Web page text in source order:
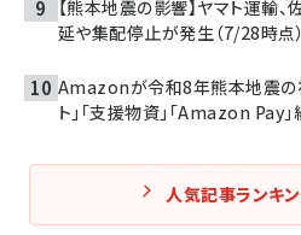
【熊本地震の影響】ヤマト運輸
延や集配停止が発生（7/28時点）
Amazonが令和8年熊本地震の
ト」「支援物資」「Amazon Pay
人気記事ランキ